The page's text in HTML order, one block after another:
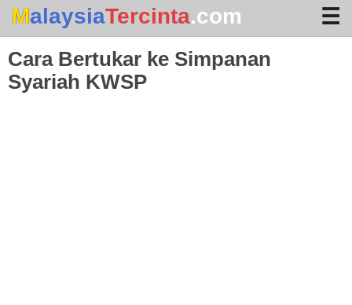
MalaysiaTercinta.com
Cara Bertukar ke Simpanan
Syariah KWSP